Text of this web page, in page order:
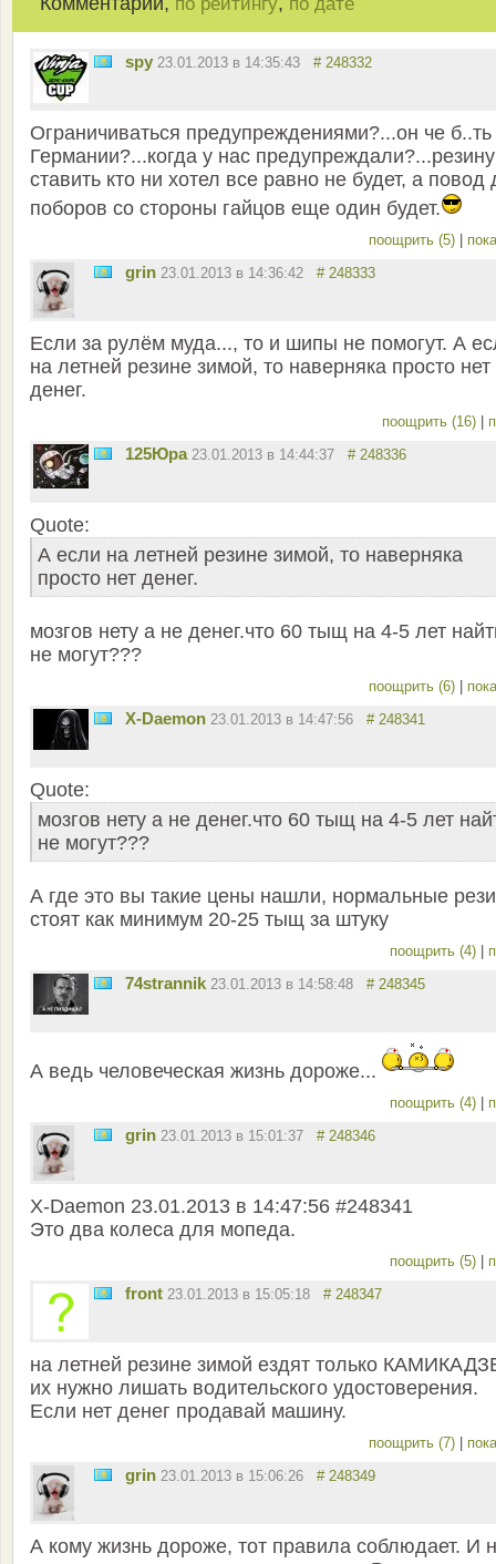
spy 23.01.2013 в 14:35:43 # 248332
Ограничиваться предупреждениями?...он че б..ть
Германии?...когда у нас предупреждали?...резину
ставить кто ни хотел все равно не будет, а повод
поборов со стороны гайцов еще один будет.
поощрить (5)
grin 23.01.2013 в 14:36:42 # 248333
Если за рулём муда..., то и шипы не помогут. А
на летней резине зимой, то наверняка просто нет
денег.
поощрить (16)
125Юра 23.01.2013 в 14:44:37 # 248336
Quote:
А если на летней резине зимой, то наверняка
просто нет денег.
мозгов нету а не денег.что 60 тыщ на 4-5 лет
не могут???
поощрить (6)
X-Daemon 23.01.2013 в 14:47:56 # 248341
Quote:
мозгов нету а не денег.что 60 тыщ на 4-5 лет
не могут???
А где это вы такие цены нашли, нормальные
стоят как минимум 20-25 тыщ за штуку
поощрить (4)
74strannik 23.01.2013 в 14:58:48 # 248345
А ведь человеческая жизнь дороже...
поощрить (4)
grin 23.01.2013 в 15:01:37 # 248346
X-Daemon 23.01.2013 в 14:47:56 #248341
Это два колеса для мопеда.
поощрить (5)
front 23.01.2013 в 15:05:18 # 248347
на летней резине зимой ездят только
их нужно лишать водительского удостоверения.
Если нет денег продавай машину.
поощрить (7)
grin 23.01.2013 в 15:06:26 # 248349
А кому жизнь дороже, тот правила соблюдает. И